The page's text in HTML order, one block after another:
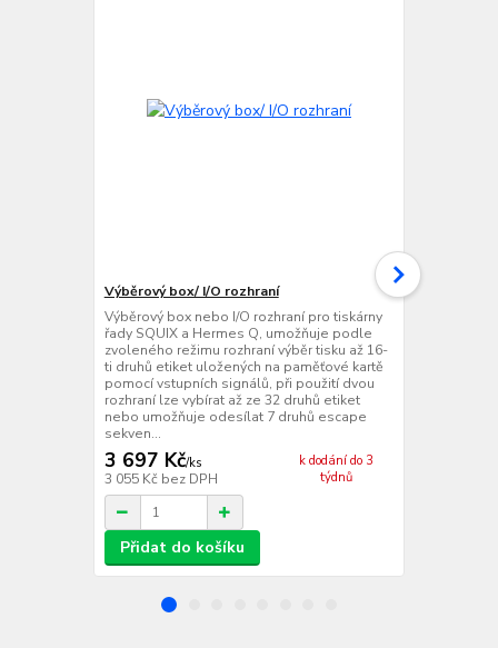
Výběrový box/ I/O rozhraní
Výběrový box nebo I/O rozhraní pro tiskárny
řady SQUIX a Hermes Q, umožňuje podle
zvoleného režimu rozhraní výběr tisku až 16-
ti druhů etiket uložených na paměťové kartě
pomocí vstupních signálů, při použití dvou
rozhraní lze vybírat až ze 32 druhů etiket
nebo umožňuje odesílat 7 druhů escape
sekven...
3 697 Kč/ks
3 055 Kč bez DPH
k dodání do 3
týdnů
Přidat do košíku
USB